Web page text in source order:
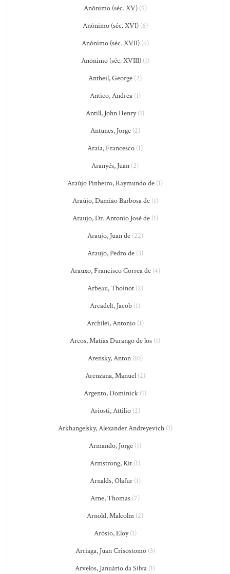
Anônimo (séc. XV)(5)
Anônimo (séc. XVI)(6)
Anônimo (séc. XVII)(6)
Anônimo (séc. XVIII)(1)
Antheil, George (2)
Antico, Andrea(1)
Antill, John Henry(1)
Antunes, Jorge(2)
Araia, Francesco (1)
Aranyés, Juan (2)
Araújo Pinheiro, Raymundo de (1)
Araújo, Damião Barbosa de(1)
Araujo, Dr. Antonio José de(1)
Araujo, Juan de(22)
Araujo, Pedro de(3)
Arauxo, Francisco Correa de(4)
Arbeau, Thoinot(2)
Arcadelt, Jacob (1)
Archilei, Antonio(1)
Arcos, Matías Durango de los (1)
Arensky, Anton(10)
Arenzana, Manuel(2)
Argento, Dominick (1)
Ariosti, Attilio(2)
Arkhangelsky, Alexander Andreyevich(1)
Armando, Jorge (1)
Armstrong, Kit (1)
Arnalds, Olafur(1)
Arne, Thomas (7)
Arnold, Malcolm (2)
Arósio, Eloy(1)
Arriaga, Juan Crisostomo(3)
Arvelos, Januário da Silva (1)